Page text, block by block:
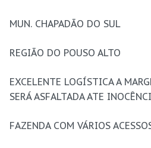
MUN. CHAPADÃO DO SUL
REGIÃO DO POUSO ALTO
EXCELENTE LOGÍSTICA A
SERÁ ASFALTADA ATE
FAZENDA COM VÁRIOS